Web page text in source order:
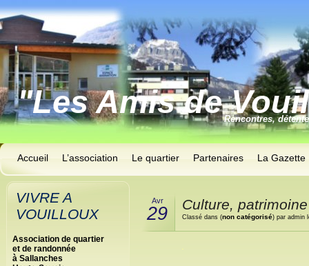
"Les Amis deRencontres,
Accueil L’association Le quartier Partenaires La Gazette
VIVRE A
VOUILLOUX
Association de quartier
et de randonnée
à Sallanches
Avr
29 Culture,
Classé dans (non catégorisé) par admin